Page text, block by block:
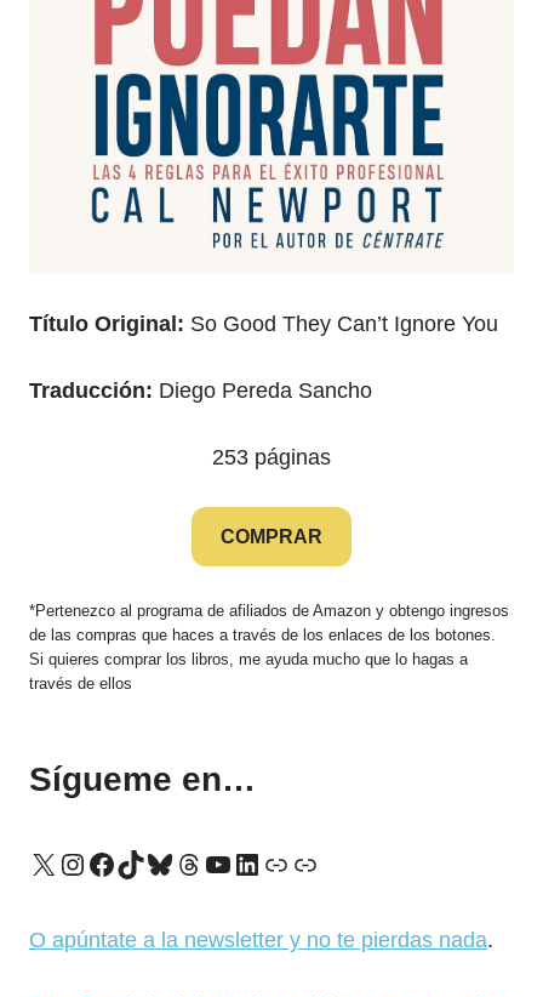
Título Original: So Good They Can’t Ignore You
Traducción: Diego Pereda Sancho
253 páginas
COMPRAR
*Pertenezco al programa de afiliados de Amazon y obtengo ingresos
de las compras que haces a través de los enlaces de los botones.
Si quieres comprar los libros, me ayuda mucho que lo hagas a
través de ellos
Sígueme en…
X Instagram
Facebook
TikTok
Bluesky
Threads
YouTube
LinkedIn
Enlace
Enlace
O apúntate a la newsletter y no te pierdas nada.